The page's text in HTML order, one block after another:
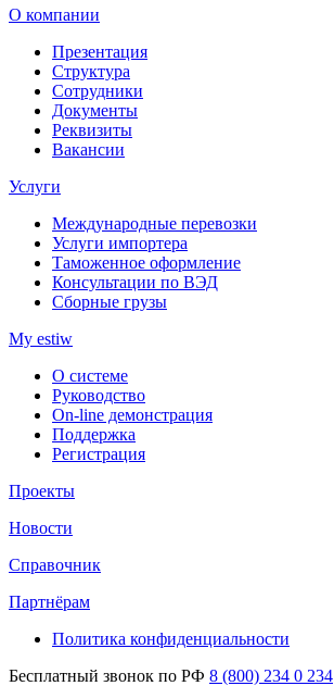
О компании
Презентация
Структура
Сотрудники
Документы
Реквизиты
Вакансии
Услуги
Международные перевозки
Услуги импортера
Таможенное оформление
Консультации по ВЭД
Сборные грузы
My estiw
О системе
Руководство
On-line демонстрация
Поддержка
Регистрация
Проекты
Новости
Справочник
Партнёрам
Политика конфиденциальности
Бесплатный звонок по РФ 8 (800) 234 0 234